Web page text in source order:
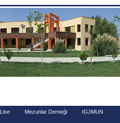
Lise Mezunlar Derneği IGJMUN